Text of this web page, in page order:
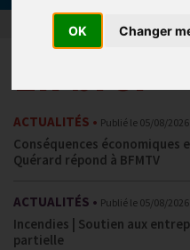
OK Changer
En bref
ACTUALITÉS Publié le 05/08/2026
Conséquences économiques
Quérard répond à BFMTV
ACTUALITÉS Publié le 05/08/2026
Incendies | Soutien aux
partielle